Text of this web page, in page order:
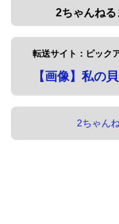
2ちゃんね
転送サイト：ピック
【画像】私の
2ちゃん